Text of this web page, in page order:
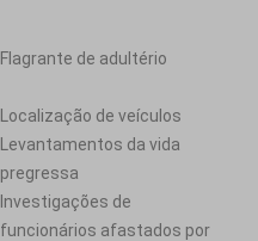
Flagrante de adultério
Localização de veículos
Levantamentos da vida
pregressa
Investigações de
funcionários afastados por